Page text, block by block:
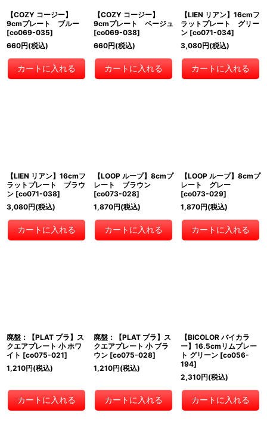
【COZY コージー】
9cmプレート ブルー
[co069-035]
660円(税込)
カートに入れる
【COZY コージー】
9cmプレート ベージュ
[co069-038]
660円(税込)
カートに入れる
【LIEN リアン】16cmフ
ラットプレート グリー
ン [co071-034]
3,080円(税込)
カートに入れる
【LIEN リアン】16cmフ
ラットプレート ブラウ
ン [co071-038]
3,080円(税込)
カートに入れる
【LOOP ループ】8cmプ
レート ブラウン
[co073-028]
1,870円(税込)
カートに入れる
【LOOP ループ】8cmプ
レート グレー
[co073-029]
1,870円(税込)
カートに入れる
廃盤：【PLAT プラ】ス
クエアプレート 小 ホワ
イト [co075-021]
1,210円(税込)
カートに入れる
廃盤：【PLAT プラ】ス
クエアプレート 小 ブラ
ウン [co075-028]
1,210円(税込)
カートに入れる
【BICOLOR バイカラ
ー】16.5cmリムプレー
ト グリーン [co056-
194]
2,310円(税込)
カートに入れる